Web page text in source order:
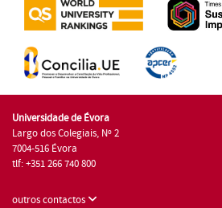
Universidade de Évora
Largo dos Colegiais, Nº 2
7004-516 Évora
tlf: +351 266 740 800
outros contactos